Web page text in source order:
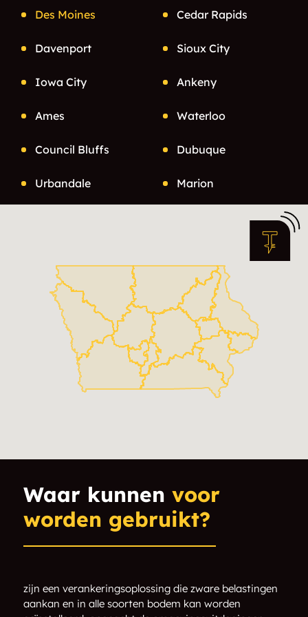
Des Moines Cedar Rapids
Davenport Sioux City
Iowa City Ankeny
Ames Waterloo
Council Bluffs Dubuque
Urbandale Marion
Johnston Waukee
Ottumwa Fort Dodge
Clinton Burlington
Muscatine Coralville
Newton
Norwalk Boone
Storm Lake Pella
Waar kunnen voor
worden gebruikt?
zijn een verankeringsoplossing die zware belastingen
aankan en in alle soorten bodem kan worden